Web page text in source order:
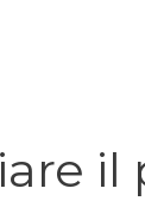
il